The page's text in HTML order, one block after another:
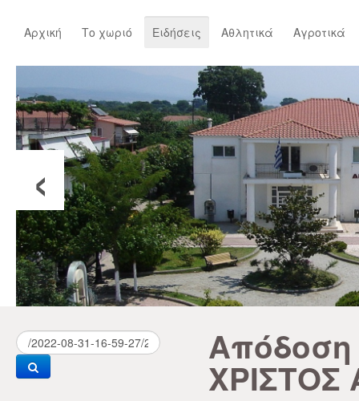
Αρχική Το χωριό Ειδήσεις Αθλητικά Αγροτικά
‹